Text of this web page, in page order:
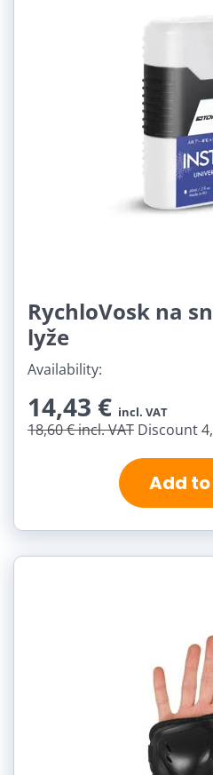
RychloVosk na
lyže
Availability:
14,43 € incl. VAT
18,60 €incl. VAT Discount
Add